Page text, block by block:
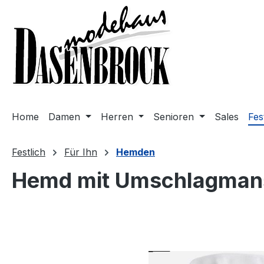
Hauptinhalt springen
Zur Hauptnavigation springen
Home Damen Herren Senioren Sales
Festlich Für Ihn Hemden
Hemd mit